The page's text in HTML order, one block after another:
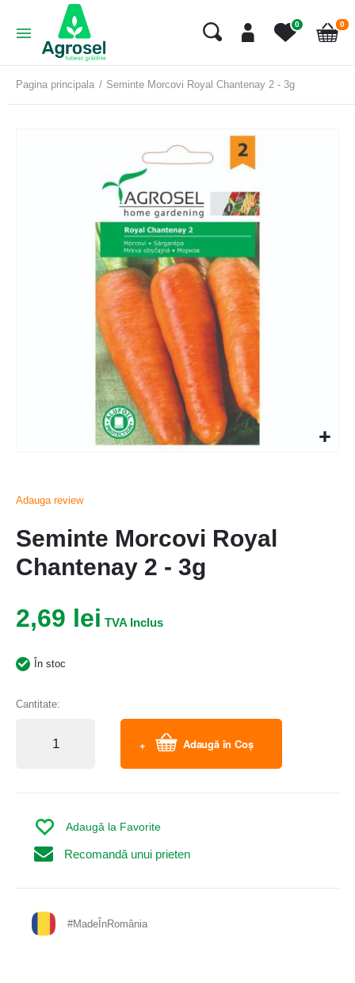
0
Cart
0
Pagina principala Seminte Morcovi Royal Chantenay 2 - 3g
Adauga review
Seminte Morcovi Royal
Chantenay 2 - 3g
2,69 lei
În stoc
Cantitate:
Adaugă în Coș
Recomandă unui prieten
Adaugă la Favorite
#MadeÎnRomânia